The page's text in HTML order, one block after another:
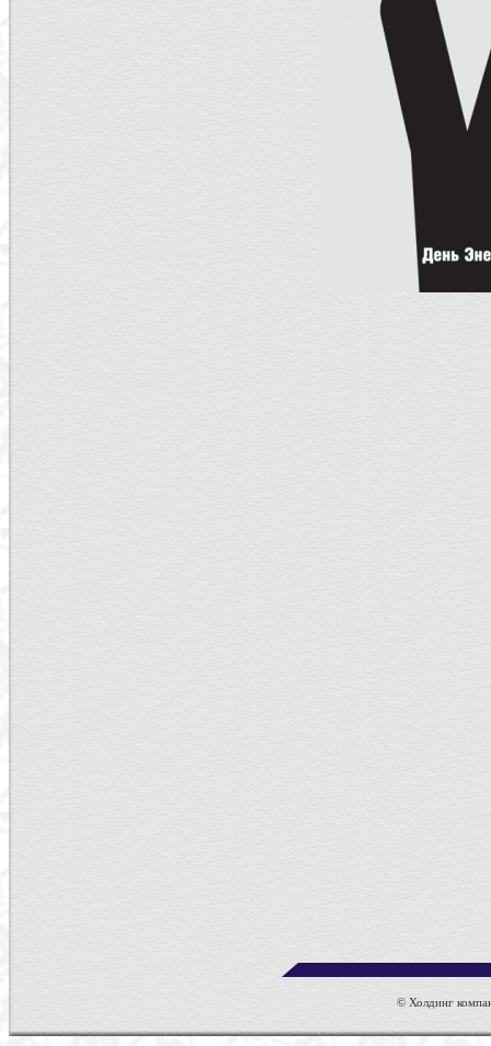
© Холдинг